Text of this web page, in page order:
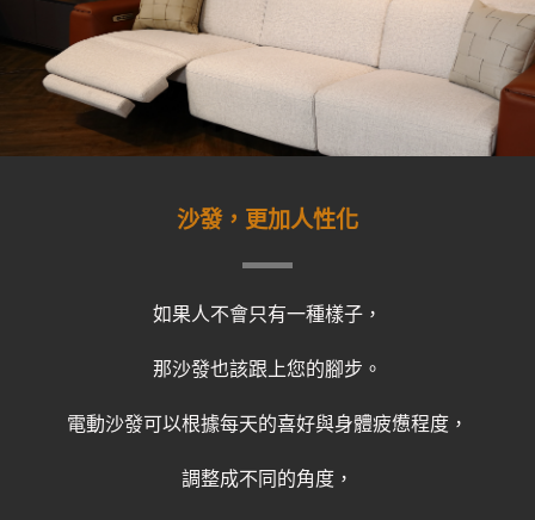
沙發，更加人性化
如果人不會只有一種樣子，
那沙發也該跟上您的腳步。
電動沙發可以根據每天的喜好與身體疲憊程度，
調整成不同的角度，